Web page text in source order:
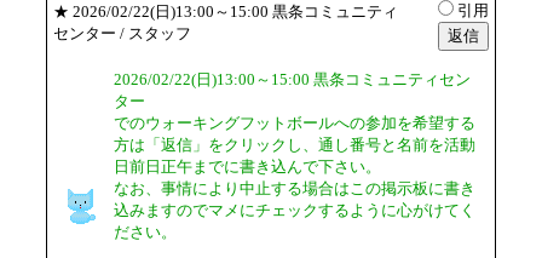
★ 2026/02/22(日)13:00～15:00 黒条コミュニティ
センター / スタッフ
引用
2026/02/22(日)13:00～15:00 黒条コミュニティセン
ター
でのウォーキングフットボールへの参加を希望する
方は「返信」をクリックし、通し番号と名前を活動
日前日正午までに書き込んで下さい。
なお、事情により中止する場合はこの掲示板に書き
込みますのでマメにチェックするように心がけてく
ださい。